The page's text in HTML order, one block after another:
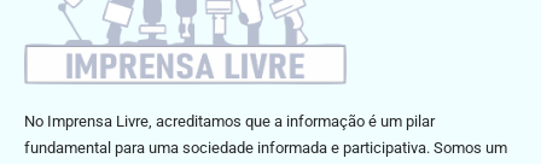
No Imprensa Livre, acreditamos que a informação é um pilar
fundamental para uma sociedade informada e participativa. Somos um